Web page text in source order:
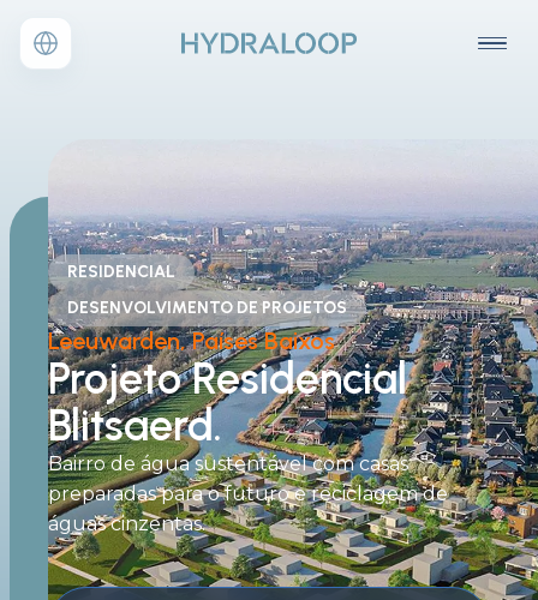
RESIDENCIAL
DESENVOLVIMENTO DE PROJETOS
Leeuwarden, Países Baixos
Projeto Residencial
Blitsaerd.
Bairro de água sustentável com casas
preparadas para o futuro e reciclagem de
águas cinzentas.